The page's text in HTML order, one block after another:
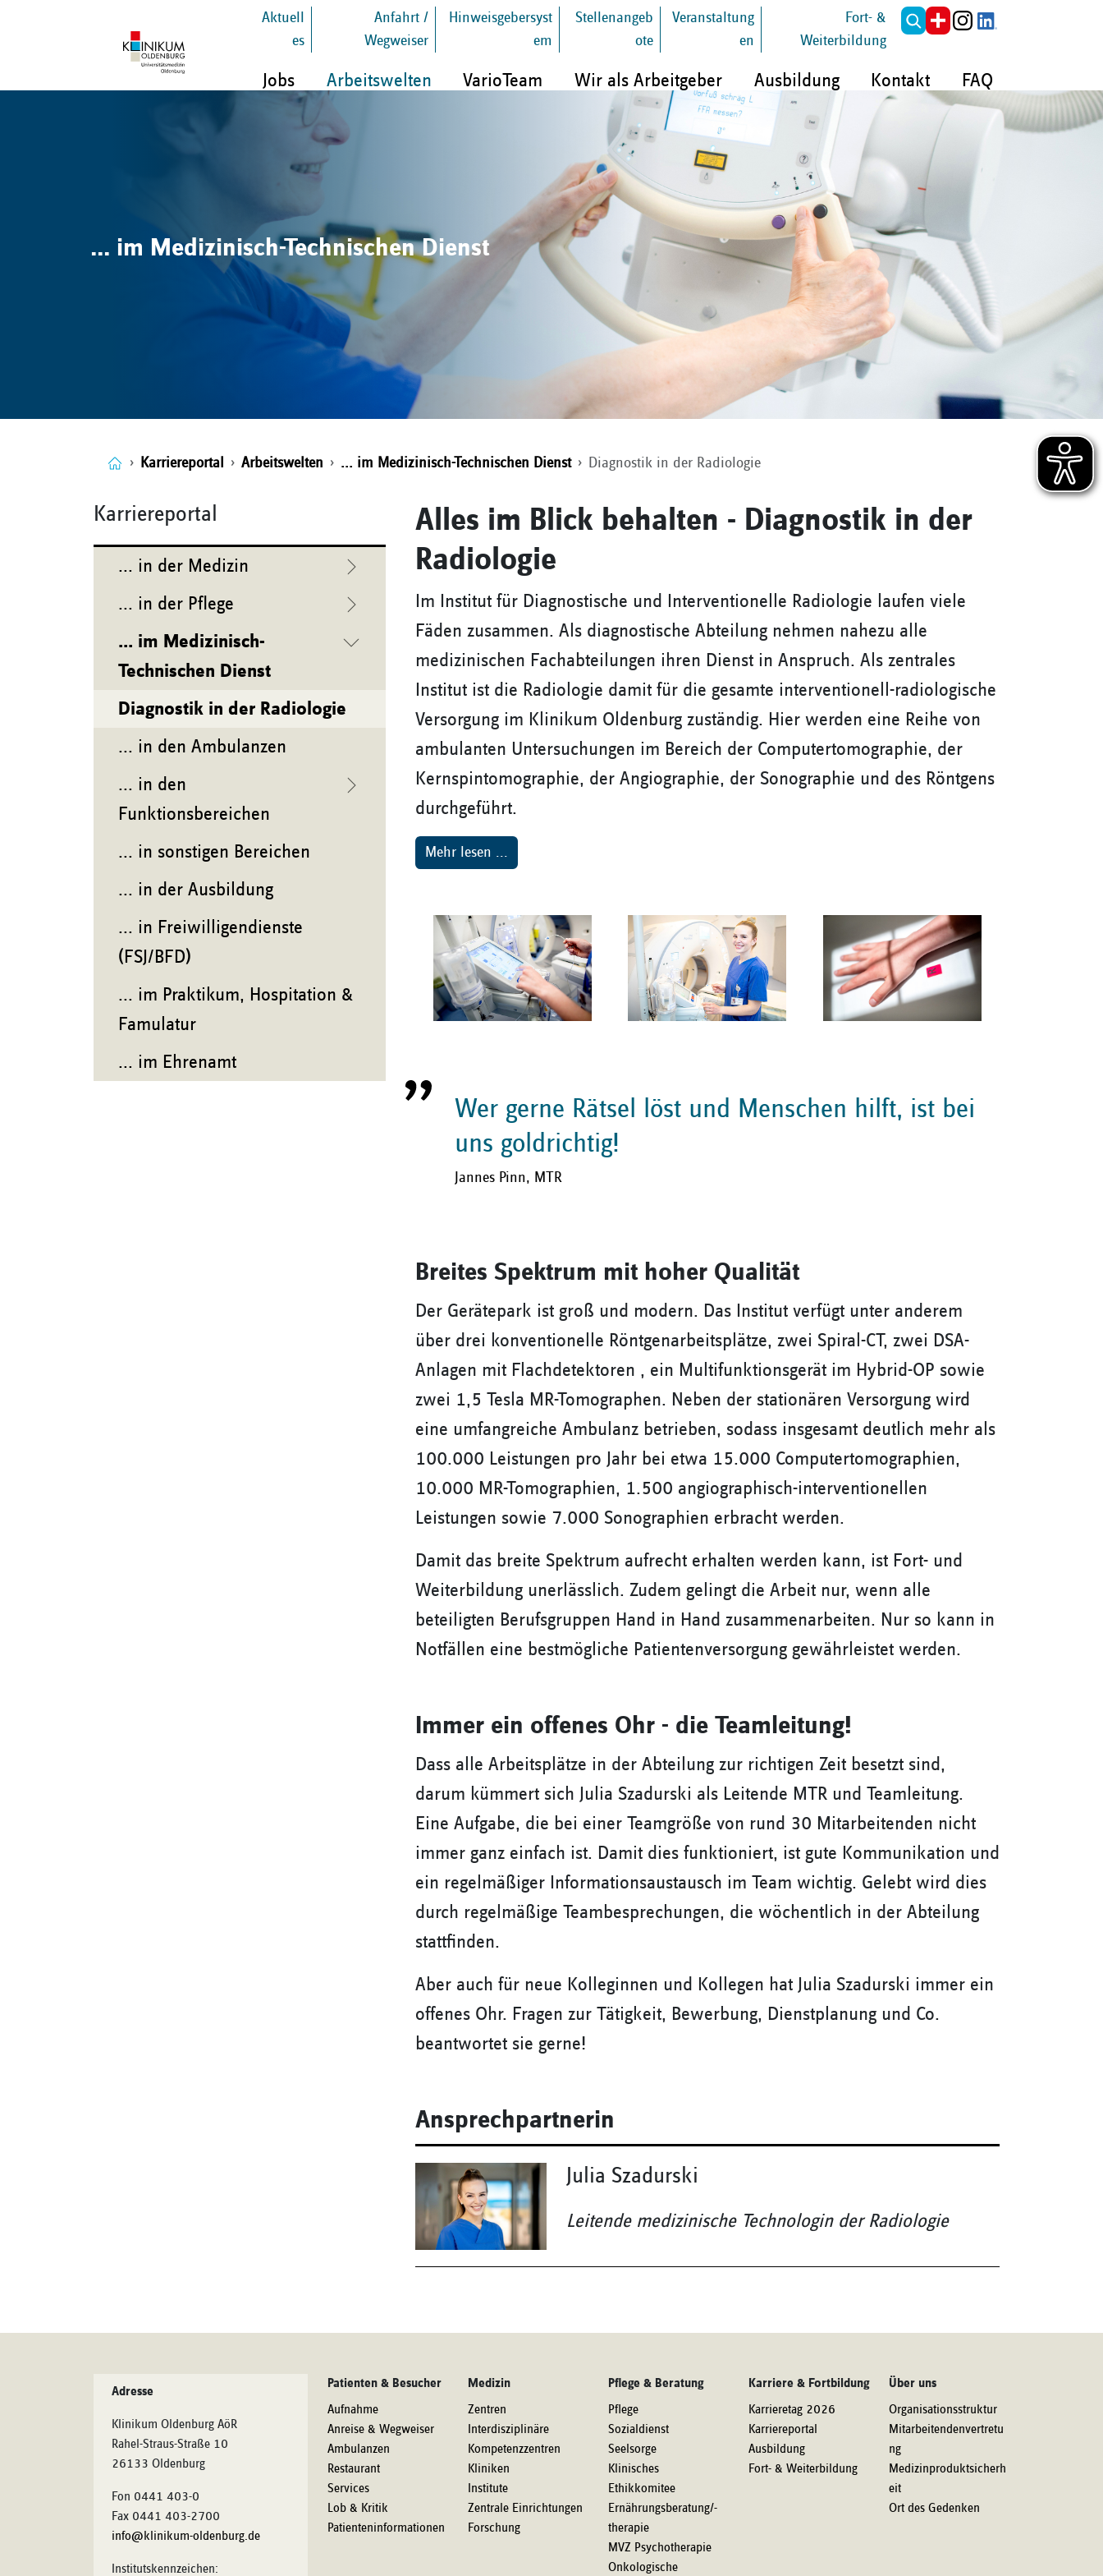
Aktuell
es
Anfahrt /
Wegweiser
Hinweisgebersyst
em
Stellenangeb
ote
Veranstaltung
en
Fort- &
Weiterbildung
Jobs Arbeitswelten VarioTeam Wir als Arbeitgeber Ausbildung Kontakt FAQ
... im Medizinisch-Technischen Dienst
Karriereportal Arbeitswelten ... im Medizinisch-Technischen Dienst Diagnostik in der Radiologie
Karriereportal
... in der Medizin
... in der Pflege
... im Medizinisch-
Technischen Dienst
Diagnostik in der Radiologie
... in den Ambulanzen
... in den
Funktionsbereichen
... in sonstigen Bereichen
... in der Ausbildung
... in Freiwilligendienste
(FSJ/BFD)
... im Praktikum, Hospitation &
Famulatur
... im Ehrenamt
Alles im Blick behalten - Diagnostik in der
Radiologie
Im Institut für Diagnostische und Interventionelle Radiologie laufen viele
Fäden zusammen. Als diagnostische Abteilung nehmen nahezu alle
medizinischen Fachabteilungen ihren Dienst in Anspruch. Als zentrales
Institut ist die Radiologie damit für die gesamte interventionell-radiologische
Versorgung im Klinikum Oldenburg zuständig. Hier werden eine Reihe von
ambulanten Untersuchungen im Bereich der Computertomographie, der
Kernspintomographie, der Angiographie, der Sonographie und des Röntgens
durchgeführt.
Mehr lesen ...
Wer gerne Rätsel löst und Menschen hilft, ist bei
uns goldrichtig!
Jannes Pinn, MTR
Breites Spektrum mit hoher Qualität
Der Gerätepark ist groß und modern. Das Institut verfügt unter anderem
über drei konventionelle Röntgenarbeitsplätze, zwei Spiral-CT, zwei DSA-
Anlagen mit Flachdetektoren , ein Multifunktionsgerät im Hybrid-OP sowie
zwei 1,5 Tesla MR-Tomographen. Neben der stationären Versorgung wird
eine umfangreiche Ambulanz betrieben, sodass insgesamt deutlich mehr als
100.000 Leistungen pro Jahr bei etwa 15.000 Computertomographien,
10.000 MR-Tomographien, 1.500 angiographisch-interventionellen
Leistungen sowie 7.000 Sonographien erbracht werden.
Damit das breite Spektrum aufrecht erhalten werden kann, ist Fort- und
Weiterbildung unerlässlich. Zudem gelingt die Arbeit nur, wenn alle
beteiligten Berufsgruppen Hand in Hand zusammenarbeiten. Nur so kann in
Notfällen eine bestmögliche Patientenversorgung gewährleistet werden.
Immer ein offenes Ohr - die Teamleitung!
Dass alle Arbeitsplätze in der Abteilung zur richtigen Zeit besetzt sind,
darum kümmert sich Julia Szadurski als Leitende MTR und Teamleitung.
Eine Aufgabe, die bei einer Teamgröße von rund 30 Mitarbeitenden nicht
immer ganz einfach ist. Damit dies funktioniert, ist gute Kommunikation und
ein regelmäßiger Informationsaustausch im Team wichtig. Gelebt wird dies
durch regelmäßige Teambesprechungen, die wöchentlich in der Abteilung
stattfinden.
Aber auch für neue Kolleginnen und Kollegen hat Julia Szadurski immer ein
offenes Ohr. Fragen zur Tätigkeit, Bewerbung, Dienstplanung und Co.
beantwortet sie gerne!
Ansprechpartnerin
Julia Szadurski
Leitende medizinische Technologin der Radiologie
Adresse
Klinikum Oldenburg AöR
Rahel-Straus-Straße 10
26133 Oldenburg
Fon 0441 403-0
Fax 0441 403-2700
info@klinikum-oldenburg.de
Institutskennzeichen:
Patienten & Besucher
Aufnahme
Anreise & Wegweiser
Ambulanzen
Restaurant
Services
Lob & Kritik
Patienteninformationen
Medizin
Zentren
Interdisziplinäre
Kompetenzzentren
Kliniken
Institute
Zentrale Einrichtungen
Forschung
Pflege & Beratung
Pflege
Sozialdienst
Seelsorge
Klinisches
Ethikkomitee
Ernährungsberatung/-
therapie
MVZ Psychotherapie
Onkologische
Karriere & Fortbildung
Karrieretag 2026
Karriereportal
Ausbildung
Fort- & Weiterbildung
Über uns
Organisationsstruktur
Mitarbeitendenvertretu
ng
Medizinproduktsicherh
eit
Ort des Gedenken